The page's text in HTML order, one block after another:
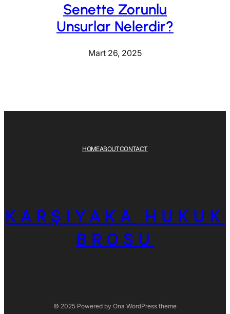
Senette Zorunlu
Unsurlar Nelerdir?
Mart 26, 2025
HOMEABOUTCONTACT
KARŞIYAKA HUKUK
BROSU
© 2025 Powered by Ona WordPress theme